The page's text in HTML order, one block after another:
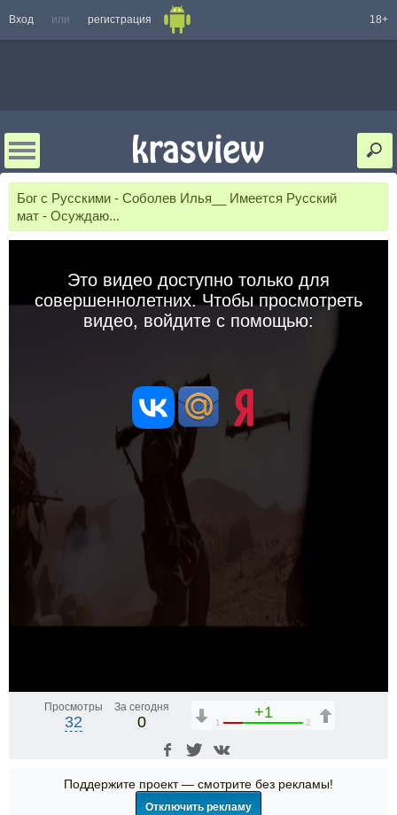
Вход или регистрация 18+
Бог с Русскими - Соболев Илья__ Имеется Русский
мат - Осуждаю...
Это видео доступно только для
совершеннолетних. Чтобы просмотреть
видео, войдите с помощью:
Просмотры
32
За сегодня
0
+1
1 2
Поддержите проект — смотрите без рекламы!
Отключить рекламу